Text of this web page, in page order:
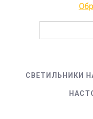
СВЕТИЛЬНИКИ